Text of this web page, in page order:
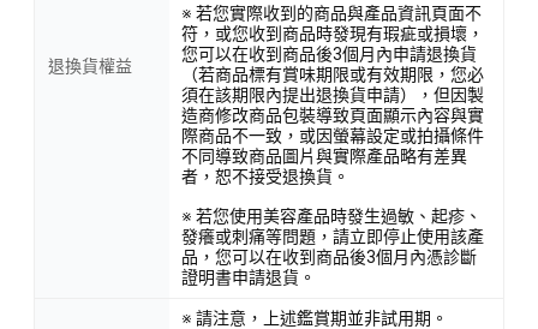
退換貨權益
※ 若您實際收到的商品與產品資訊頁面不
符，或您收到商品時發現有瑕疵或損壞，
您可以在收到商品後3個月內申請退換貨
（若商品標有賞味期限或有效期限，您必
須在該期限內提出退換貨申請），但因製
造商修改商品包裝導致頁面顯示內容與實
際商品不一致，或因螢幕設定或拍攝條件
不同導致商品圖片與實際產品略有差異
者，恕不接受退換貨。
※ 若您使用美容產品時發生過敏、起疹、
發癢或刺痛等問題，請立即停止使用該產
品，您可以在收到商品後3個月內憑診斷
證明書申請退貨。
※ 請注意，上述鑑賞期並非試用期。